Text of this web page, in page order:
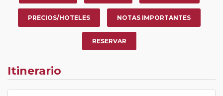
PRECIOS/HOTELES NOTAS IMPORTANTES
RESERVAR
Itinerario